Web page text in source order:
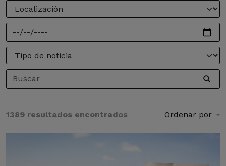
1389 resultados encontrados Ordenar por